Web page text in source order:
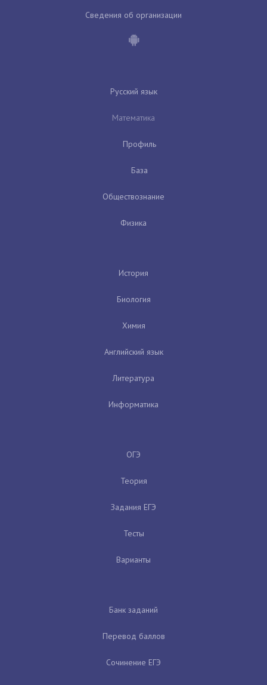
Сведения об организации
Русский язык
Математика
Профиль
База
Обществознание
Физика
История
Биология
Химия
Английский язык
Литература
Информатика
ОГЭ
Теория
Задания ЕГЭ
Тесты
Варианты
Банк заданий
Перевод баллов
Сочинение ЕГЭ